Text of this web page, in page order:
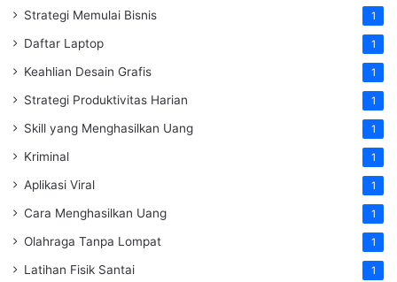
Strategi Memulai Bisnis 1
Daftar Laptop 1
Keahlian Desain Grafis 1
Strategi Produktivitas Harian 1
Skill yang Menghasilkan Uang 1
Kriminal 1
Aplikasi Viral 1
Cara Menghasilkan Uang 1
Olahraga Tanpa Lompat 1
Latihan Fisik Santai 1